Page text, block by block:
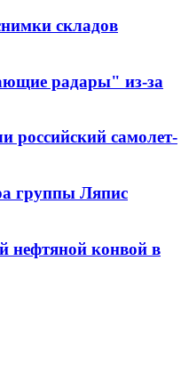
складов
радары" из-за
российский самолет-
группы Ляпис
нефтяной конвой в